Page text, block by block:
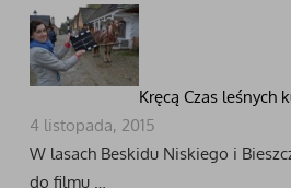
Kręcą Czas leśnych
4 listopada, 2015
W lasach Beskidu Niskiego i
do filmu …